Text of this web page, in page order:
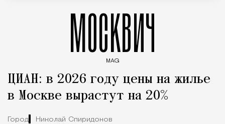
МОСКВИЧ
MAG
ЦИАН: в 2026 году цены на жилье
в Москве вырастут на 20%
Город Николай Спиридонов